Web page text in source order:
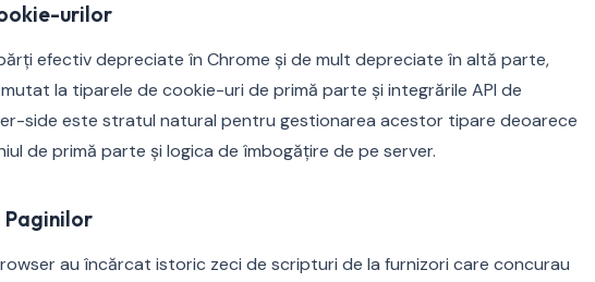
urilor
efectiv depreciate în Chrome și de mult depreciate în altă parte,
la tiparele de cookie-uri de primă parte și integrările API de
side este stratul natural pentru gestionarea acestor tipare deoarece
de primă parte și logica de îmbogățire de pe server.
au încărcat istoric zeci de scripturi de la furnizori care concurau